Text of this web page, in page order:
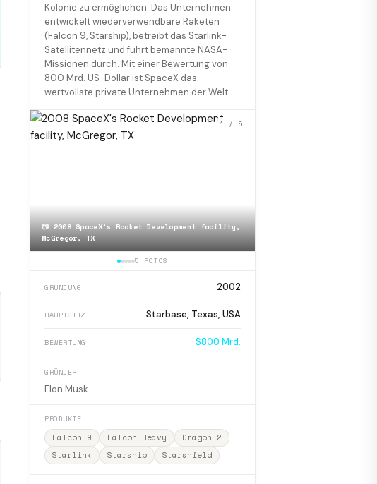
Kolonie zu ermöglichen. Das Unternehmen
entwickelt wiederverwendbare Raketen
(Falcon 9, Starship), betreibt das Starlink-
Satellitennetz und führt bemannte NASA-
Missionen durch. Mit einer Bewertung von
800 Mrd. US-Dollar ist SpaceX das
wertvollste private Unternehmen der Welt.
📷 2008 SpaceX's Rocket Development facility,
McGregor, TX
1 / 5
5 FOTOS
GRÜNDUNG 2002
HAUPTSITZ Starbase, Texas, USA
BEWERTUNG $800 Mrd.
GRÜNDER
Elon Musk
PRODUKTE
Falcon 9 Falcon Heavy
Dragon 2
Starlink
Starship Starshield